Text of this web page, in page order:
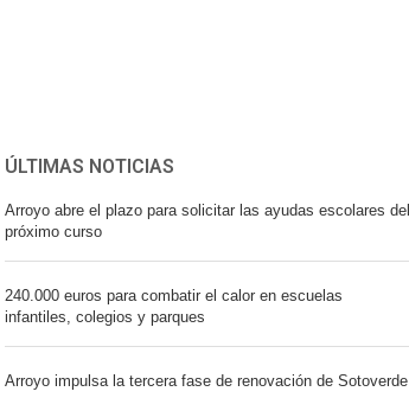
ÚLTIMAS NOTICIAS
Arroyo abre el plazo para solicitar las ayudas escolares del
próximo curso
240.000 euros para combatir el calor en escuelas
infantiles, colegios y parques
Arroyo impulsa la tercera fase de renovación de Sotoverde